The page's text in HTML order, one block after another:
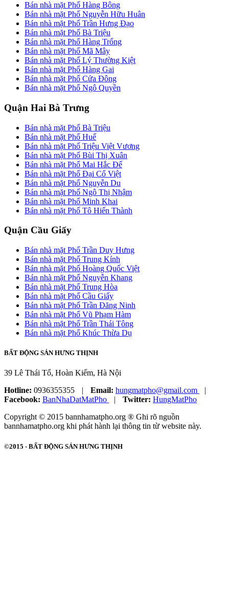
Bán nhà mặt Phố Hàng Bông
Bán nhà mặt Phố Nguyễn Hữu Huân
Bán nhà mặt Phố Trần Hưng Đạo
Bán nhà mặt Phố Bà Triệu
Bán nhà mặt Phố Hàng Trống
Bán nhà mặt Phố Mã Mây
Bán nhà mặt Phố Lý Thường Kiệt
Bán nhà mặt Phố Hàng Gai
Bán nhà mặt Phố Cửa Đông
Bán nhà mặt Phố Ngô Quyền
Quận Hai Bà Trưng
Bán nhà mặt Phố Bà Triệu
Bán nhà mặt Phố Huế
Bán nhà mặt Phố Triệu Việt Vương
Bán nhà mặt Phố Bùi Thị Xuân
Bán nhà mặt Phố Mai Hắc Đế
Bán nhà mặt Phố Đại Cổ Việt
Bán nhà mặt Phố Nguyễn Du
Bán nhà mặt Phố Ngô Thị Nhậm
Bán nhà mặt Phố Minh Khai
Bán nhà mặt Phố Tô Hiến Thành
Quận Cầu Giấy
Bán nhà mặt Phố Trần Duy Hưng
Bán nhà mặt Phố Trung Kính
Bán nhà mặt Phố Hoàng Quốc Việt
Bán nhà mặt Phố Nguyễn Khang
Bán nhà mặt Phố Trung Hòa
Bán nhà mặt Phố Cầu Giấy
Bán nhà mặt Phố Trần Đăng Ninh
Bán nhà mặt Phố Vũ Phạm Hàm
Bán nhà mặt Phố Trần Thái Tông
Bán nhà mặt Phố Khúc Thừa Dụ
BẤT ĐỘNG SẢN HƯNG THỊNH
39 Lê Thái Tổ, Hoàn Kiếm, Hà Nội
Hotline: 0936355355 | Email: hungmatpho@gmail.com
|
Facebook: BanNhaDatMatPho | Twitter: HungMatPho
Copyright © 2015 bannhamatpho.org ® Ghi rõ nguồn
bannhamatpho.org khi phát hành lại thông tin từ website này.
©2015 - BẤT ĐỘNG SẢN HƯNG THỊNH